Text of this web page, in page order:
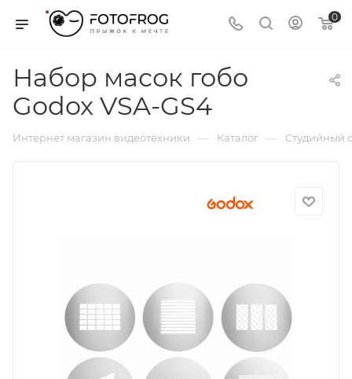
0
Набор масок гобо
Godox VSA-GS4
Интернет магазин видеотехники — Каталог — Студийный